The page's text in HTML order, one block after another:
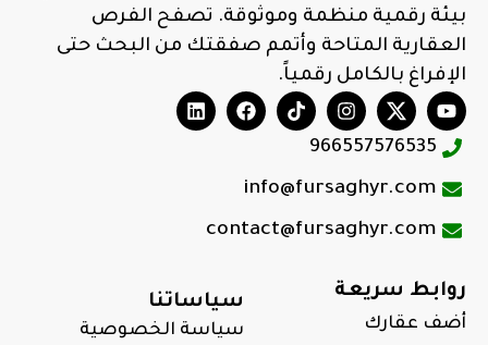
بيئة رقمية منظمة وموثوقة. تصفح الفرص
العقارية المتاحة وأتمم صفقتك من البحث حتى
الإفراغ بالكامل رقمياً.
966557576535
info@fursaghyr.com
contact@fursaghyr.com
روابط سريعة
أضف عقارك
سياساتنا
سياسة الخصوصية